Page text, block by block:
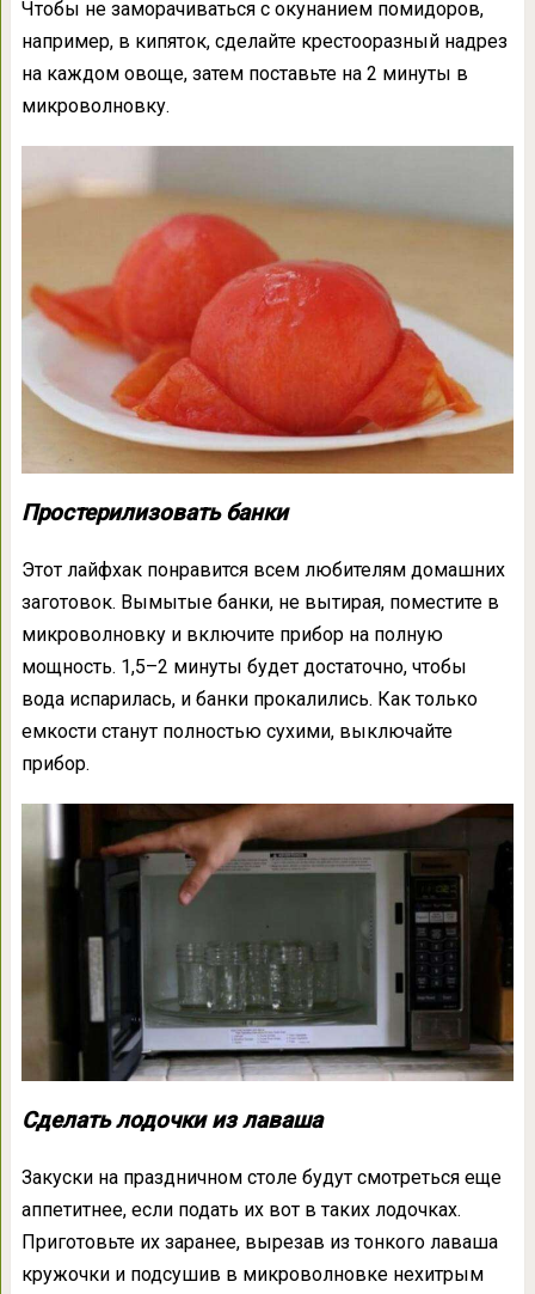
Чтобы не заморачиваться с окунанием помидоров,
например, в кипяток, сделайте крестооразный надрез
на каждом овоще, затем поставьте на 2 минуты в
микроволновку.
Простерилизовать банки
Этот лайфхак понравится всем любителям домашних
заготовок. Вымытые банки, не вытирая, поместите в
микроволновку и включите прибор на полную
мощность. 1,5–2 минуты будет достаточно, чтобы
вода испарилась, и банки прокалились. Как только
емкости станут полностью сухими, выключайте
прибор.
Сделать лодочки из лаваша
Закуски на праздничном столе будут смотреться еще
аппетитнее, если подать их вот в таких лодочках.
Приготовьте их заранее, вырезав из тонкого лаваша
кружочки и подсушив в микроволновке нехитрым